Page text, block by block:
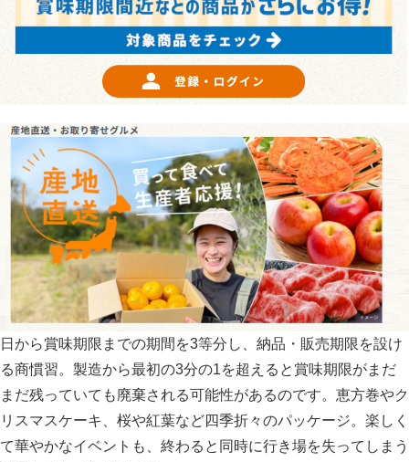
日から賞味期限までの期間を3等分し、納品・販売期限を設け
る商慣習。製造から最初の3分の1を超えると賞味期限がまだ
まだ残っていても廃棄される可能性があるのです。恵方巻やク
リスマスケーキ、桜や紅葉など四季折々のパッケージ。楽しく
て華やかなイベントも、終わると同時に行き場を失ってしまう